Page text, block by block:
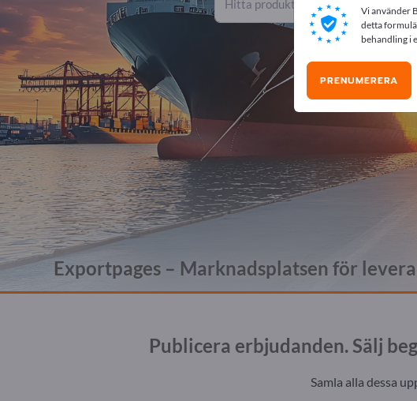
Exportpages – Marknadsplatsen för
Publicera erbjudanden. Sälj
Samla alla dessa
Vi använder
detta
behandling i
PRENUMERERA